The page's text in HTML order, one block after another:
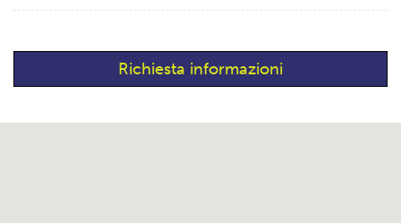
Richiesta informazioni